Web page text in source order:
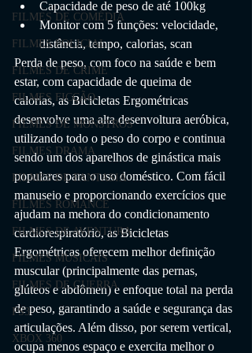
FILMES DE COMÉDIA
FILMES POLICIAL
FILMES DE CRIME
FILMES FICÇÃO
FILMES DE MONSTROS
FILMES DRAMA
FILMES DE FANTASIA
FILMES ROMANCE
FILMES DE AVENTURA
FILMES MUSICAIS
FILMES DE GUERRA
PS3
XBOX 360
Capacidade de peso de até 100kg
Monitor com 5 funções: velocidade,
distância, tempo, calorias, scan
Perda de peso, com foco na saúde e bem
estar, com capacidade de queima de
calorias, as Bicicletas Ergométricas
desenvolve uma alta desenvoltura aeróbica,
utilizando todo o peso do corpo e continua
sendo um dos aparelhos de ginástica mais
populares para o uso doméstico. Com fácil
manuseio e proporcionando exercícios que
ajudam na mehora do condicionamento
cardiorespiratório, as Bicicletas
Ergométricas oferecem melhor definição
muscular (principalmente das pernas,
glúteos e abdômen) e enfoque total na perda
de peso, garantindo a saúde e segurança das
articulações. Além disso, por serem vertical,
ocupa menos espaço e exercita melhor o